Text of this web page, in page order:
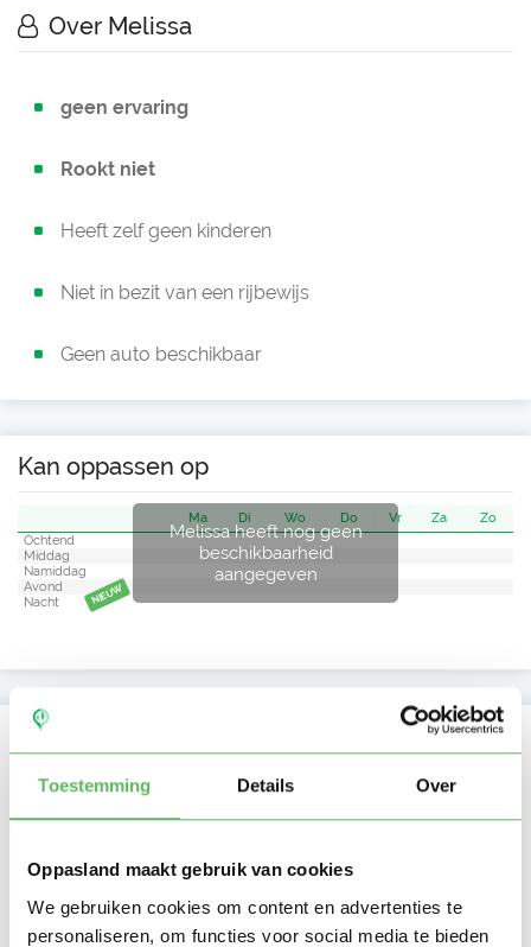
Toestemming Details Over
Oppasland maakt gebruik van cookies
We gebruiken cookies om content en advertenties te
personaliseren, om functies voor social media te bieden
Over Melissa
geen ervaring
Rookt niet
Heeft zelf geen kinderen
Niet in bezit van een rijbewijs
Geen auto beschikbaar
Kan oppassen op
Melissa heeft nog geen
beschikbaarheid
aangegeven
Ma Di Wo Do Vr Za
Zo
Ochtend
Middag
Namiddag
Avond
Nacht
NIEUW
Laatste activiteit 11-01-2026
Profiel bijgewerkt 11-01-2026